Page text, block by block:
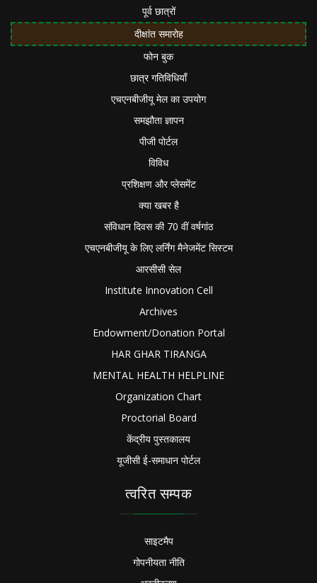
पूर्व छात्रों
दीक्षांत समारोह
फोन बुक
छात्र गतिविधियाँ
एचएनबीजीयू मेल का उपयोग
समझौता ज्ञापन
पीजी पोर्टल
विविध
प्रशिक्षण और प्लेसमेंट
क्या खबर है
संविधान दिवस की 70 वीं वर्षगांठ
एचएनबीजीयू के लिए लर्निंग मैनेजमेंट सिस्टम
आरसीसी सेल
Institute Innovation Cell
Archives
Endowment/Donation Portal
HAR GHAR TIRANGA
MENTAL HEALTH HELPLINE
Organization Chart
Proctorial Board
केंद्रीय पुस्तकालय
यूजीसी ई-समाधान पोर्टल
त्वरित सम्पक
साइटमैप
गोपनीयता नीति